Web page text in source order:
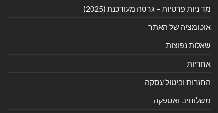
מדיניות פרטיות – גרסה מעודכנת (2025)
אוטומציה של האתר
שאלות נפוצות
אחריות
החזרות וביטול עסקה
משלוחים ואספקה